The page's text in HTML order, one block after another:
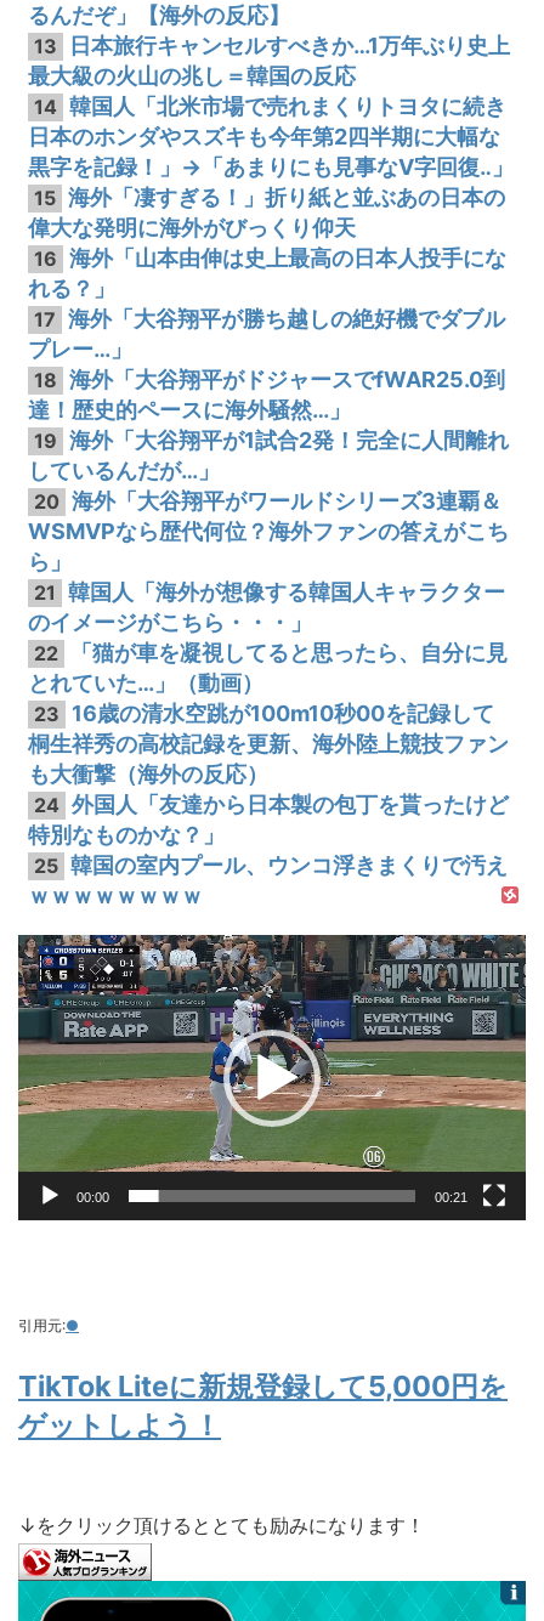
るんだぞ」【海外の反応】
13
日本旅行キャンセルすべきか…1万年ぶり史上
最大級の火山の兆し＝韓国の反応
14 韓国人「北米市場で売れまくりトヨタに続き
日本のホンダやスズキも今年第2四半期に大幅な
黒字を記録！」→「あまりにも見事なV字回復‥」
15 海外「凄すぎる！」折り紙と並ぶあの日本の
偉大な発明に海外がびっくり仰天
16 海外「山本由伸は史上最高の日本人投手にな
れる？」
17 海外「大谷翔平が勝ち越しの絶好機でダブル
プレー…」
18 海外「大谷翔平がドジャースでfWAR25.0到
達！歴史的ペースに海外騒然…」
19 海外「大谷翔平が1試合2発！完全に人間離れ
しているんだが…」
20 海外「大谷翔平がワールドシリーズ3連覇＆
WSMVPなら歴代何位？海外ファンの答えがこち
ら」
21
韓国人「海外が想像する韓国人キャラクター
のイメージがこちら・・・」
22
「猫が車を凝視してると思ったら、自分に見
とれていた…」（動画）
23 16歳の清水空跳が100m10秒00を記録して
桐生祥秀の高校記録を更新、海外陸上競技ファン
も大衝撃（海外の反応）
24 外国人「友達から日本製の包丁を貰ったけど
特別なものかな？」
25 韓国の室内プール、ウンコ浮きまくりで汚え
ｗｗｗｗｗｗｗｗ
動
画
プ
ー
ヤ
ー
00:00 00:21
引用元:●
TikTok Liteに新規登録して5,000円を
ゲットしよう！
↓をクリック頂けるととても励みになります！